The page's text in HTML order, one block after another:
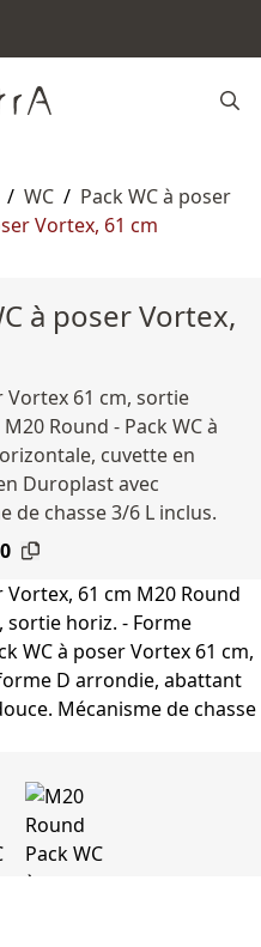
/ WC / Pack WC à poser
Vortex, 61 cm
à poser Vortex,
Vortex 61 cm, sortie
Round - Pack WC à
cuvette en
Duroplast avec
de chasse 3/6 L inclus.